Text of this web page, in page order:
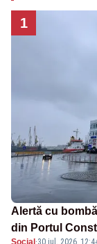
1
Alertă cu
din Portul
Social ·30 iul. 2026,